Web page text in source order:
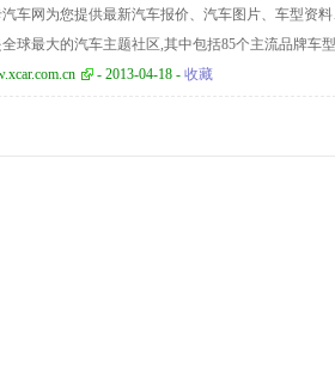
车网为您提供最新汽车报价、汽车图片、车型资
全球最大的汽车主题社区,其中包括85个主流品牌车
- 2013-04-18 - 收藏